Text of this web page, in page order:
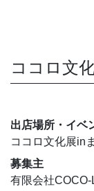
ココロ文
出店場所・イベ
ココロ文化展in
募集主
有限会社COCO-